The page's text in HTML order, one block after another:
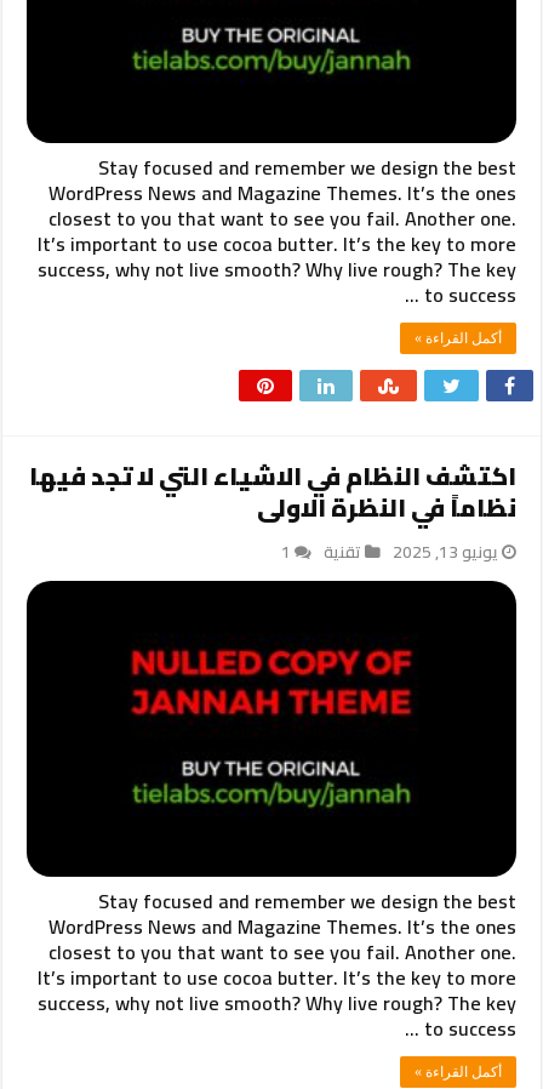
Stay focused and remember we design the best
WordPress News and Magazine Themes. It’s the ones
closest to you that want to see you fail. Another one.
It’s important to use cocoa butter. It’s the key to more
success, why not live smooth? Why live rough? The key
to success …
أكمل القراءة »
اكتشف النظام في الاشياء التي لا تجد فيها
نظاماً في النظرة الاولى
يونيو 13, 2025 تقنية 1
Stay focused and remember we design the best
WordPress News and Magazine Themes. It’s the ones
closest to you that want to see you fail. Another one.
It’s important to use cocoa butter. It’s the key to more
success, why not live smooth? Why live rough? The key
to success …
أكمل القراءة »